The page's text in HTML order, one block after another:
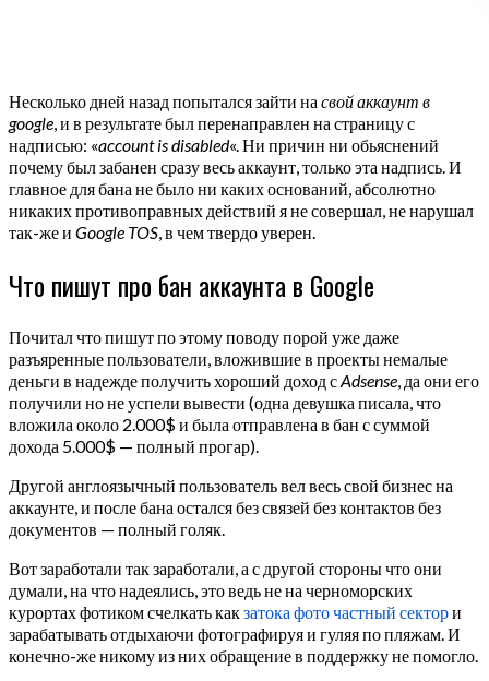
Несколько дней назад попытался зайти на свой аккаунт в
google , и в результате был перенаправлен на страницу с
надписью: «account is disabled«. Ни причин ни обьяснений
почему был забанен сразу весь аккаунт, только эта надпись. И
главное для бана не было ни каких оснований, абсолютно
никаких противоправных действий я не совершал, не нарушал
так-же и Google TOS , в чем твердо уверен.
Что пишут про бан аккаунта в Google
Почитал что пишут по этому поводу порой уже даже
разъяренные пользователи, вложившие в проекты немалые
деньги в надежде получить хороший доход сAdsense , да они его
получили но не успели вывести (одна девушка писала, что
вложила около 2.000$ и была отправлена в бан с суммой
дохода 5.000$ — полный прогар).
Другой англоязычный пользователь вел весь свой бизнес на
аккаунте, и после бана остался без связей без контактов без
документов — полный голяк.
Вот заработали так заработали, а с другой стороны что они
думали, на что надеялись, это ведь не на черноморских
курортах фотиком счелкать какзатока фото частный сектори
зарабатывать отдыхаючи фотографируя и гуляя по пляжам. И
конечно-же никому из них обращение в поддержку не помогло.